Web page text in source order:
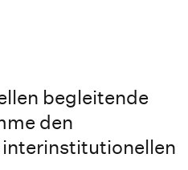
begleitende
den